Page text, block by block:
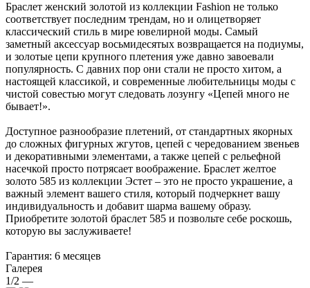
Браслет женский золотой из коллекции Fashion не только
соответствует последним трендам, но и олицетворяет
классический стиль в мире ювелирной моды. Самый
заметный аксессуар восьмидесятых возвращается на подиумы,
и золотые цепи крупного плетения уже давно завоевали
популярность. С давних пор они стали не просто хитом, а
настоящей классикой, и современные любительницы моды с
чистой совестью могут следовать лозунгу «Цепей много не
бывает!».
Доступное разнообразие плетений, от стандартных якорных
до сложных фигурных жгутов, цепей с чередованием звеньев
и декоративными элементами, а также цепей с рельефной
насечкой просто потрясает воображение. Браслет желтое
золото 585 из коллекции Эстет – это не просто украшение, а
важный элемент вашего стиля, который подчеркнет вашу
индивидуальность и добавит шарма вашему образу.
Приобретите золотой браслет 585 и позвольте себе роскошь,
которую вы заслуживаете!
Гарантия: 6 месяцев
Галерея
1/2 —